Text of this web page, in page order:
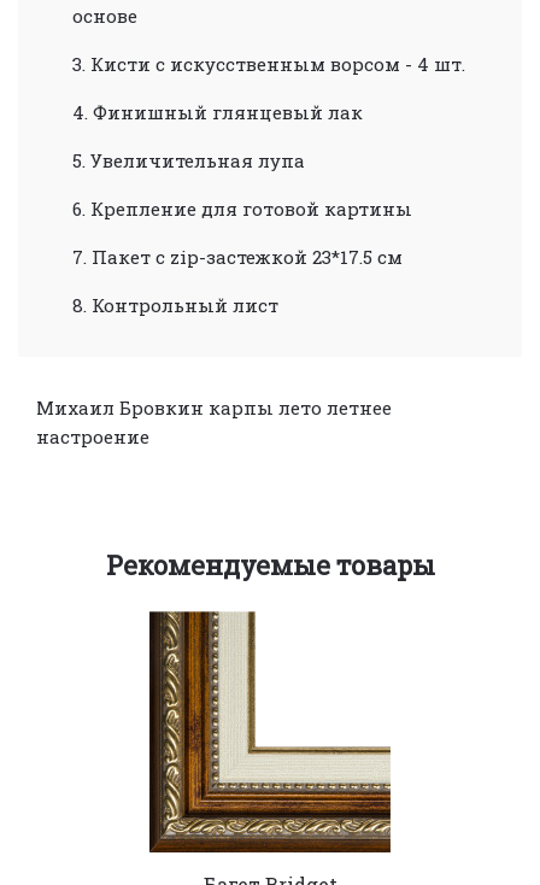
основе
3. Кисти с искусственным ворсом - 4 шт.
4. Финишный глянцевый лак
5. Увеличительная лупа
6. Крепление для готовой картины
7. Пакет с zip-застежкой 23*17.5 см
8. Контрольный лист
Михаил Бровкин карпы лето летнее
настроение
Рекомендуемые товары